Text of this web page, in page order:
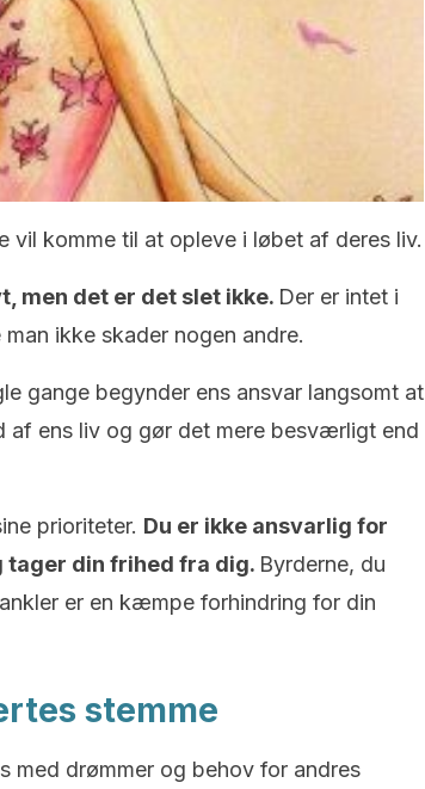
vil komme til at opleve i løbet af deres liv.
men det er det slet ikke. Der er intet i
ikke skader nogen andre.
gange begynder ens ansvar langsomt at
af ens liv og gør det mere besværligt end
prioriteter. Du er ikke ansvarlig for
tager din frihed fra dig. Byrderne, du
er en kæmpe forhindring for din
stemme
med drømmer og behov for andres